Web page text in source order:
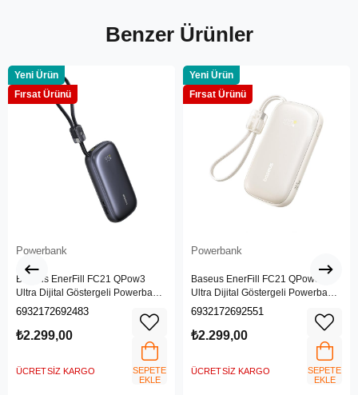
Benzer Ürünler
Powerbank
Baseus EnerFill FC21 QPow3
Ultra Dijital Göstergeli Powerbank
10.000 mAh 22.5W - Siyah
6932172692483
₺2.299,00
ÜCRETSIZ KARGO
Yeni Ürün
Fırsat Ürünü
SEPETE
EKLE
Powerbank
Baseus EnerFill FC21 QPow3
Ultra Dijital Göstergeli Powerbank
10.000 mAh 22.5W -Titanyum
6932172692551
₺2.299,00
ÜCRETSIZ KARGO
Yeni Ürün
Fırsat Ürünü
SEPETE
EKLE